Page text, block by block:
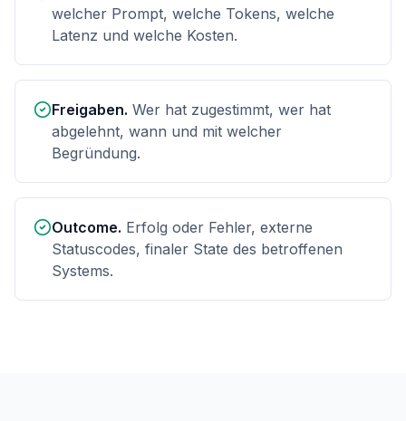
welcher Prompt, welche Tokens, welche
Latenz und welche Kosten.
Freigaben. Wer hat zugestimmt, wer hat
abgelehnt, wann und mit welcher
Begründung.
Outcome. Erfolg oder Fehler, externe
Statuscodes, finaler State des betroffenen
Systems.